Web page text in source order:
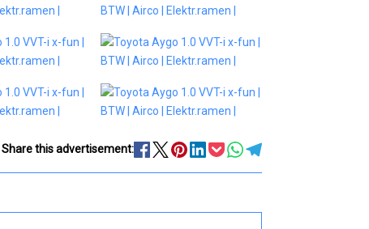
Share this advertisement: